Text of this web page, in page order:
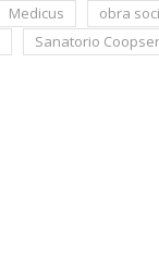
Medicus obra
Sanatorio Coopser